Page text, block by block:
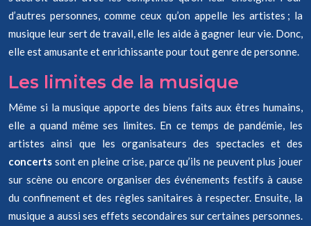
d’autres personnes, comme ceux qu’on appelle les artistes ; la
musique leur sert de travail, elle les aide à gagner leur vie. Donc,
elle est amusante et enrichissante pour tout genre de personne.
Les limites de la musique
Même si la musique apporte des biens faits aux êtres humains,
elle a quand même ses limites. En ce temps de pandémie, les
artistes ainsi que les organisateurs des spectacles et des
concerts sont en pleine crise, parce qu’ils ne peuvent plus jouer
sur scène ou encore organiser des événements festifs à cause
du confinement et des règles sanitaires à respecter. Ensuite, la
musique a aussi ses effets secondaires sur certaines personnes.